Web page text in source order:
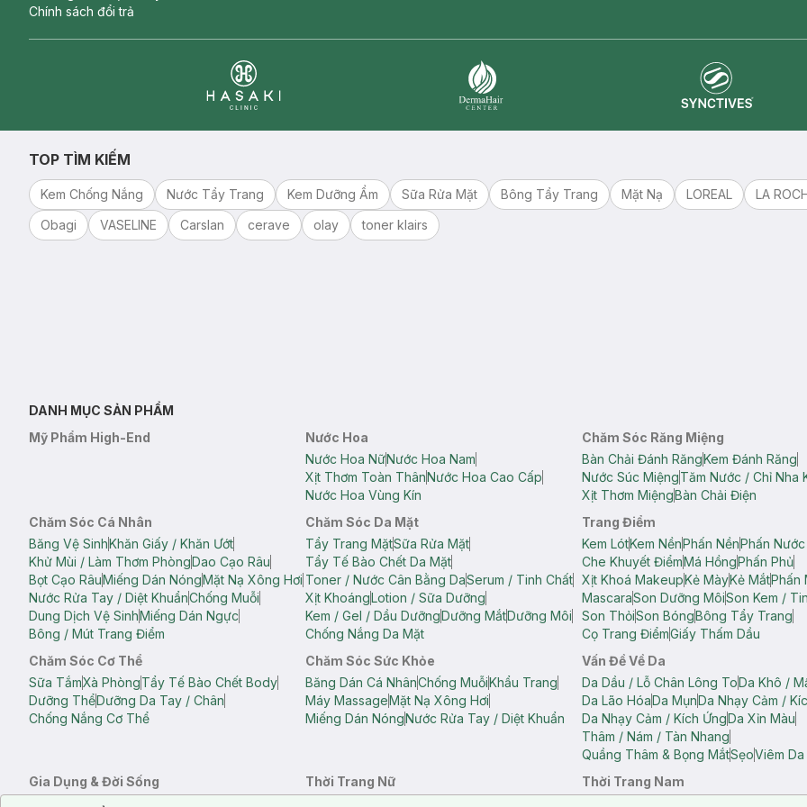
Chính sách đổi trả
TOP TÌM KIẾM
Kem Chống Nắng Nước Tẩy Trang Kem Dưỡng Ẩm Sữa Rửa Mặt Bông Tẩy Trang Mặt Nạ LOREAL
LA
Obagi
VASELINE Carslan cerave olay toner klairs
DANH MỤC SẢN PHẨM
Mỹ Phẩm High-End
Nước Hoa
Nước Hoa NữNước Hoa Nam
Xịt Thơm Toàn ThânNước Hoa Cao Cấp
Nước Hoa Vùng Kín
Chăm Sóc Răng Miệng
Bàn Chải Đánh RăngKem Đánh Răng
Nước Súc MiệngTăm Nước / Chỉ Nha
Xịt Thơm MiệngBàn Chải Điện
Chăm Sóc Cá Nhân
Băng Vệ SinhKhăn Giấy / Khăn Ướt
Khử Mùi / Làm Thơm PhòngDao Cạo Râu
Bọt Cạo RâuMiếng Dán NóngMặt Nạ Xông Hơi
Nước Rửa Tay / Diệt KhuẩnChống Muỗi
Dung Dịch Vệ SinhMiếng Dán Ngực
Bông / Mút Trang Điểm
Chăm Sóc Da Mặt
Tẩy Trang MặtSữa Rửa Mặt
Tẩy Tế Bào Chết Da Mặt
Toner / Nước Cân Bằng DaSerum / Tinh Chất
Xịt KhoángLotion / Sữa Dưỡng
Kem / Gel / Dầu DưỡngDưỡng MắtDưỡng Môi
Chống Nắng Da Mặt
Trang Điểm
Kem LótKem NềnPhấn NềnPhấn
Che Khuyết ĐiểmMá HồngPhấn Phủ
Xịt Khoá MakeupKẻ MàyKẻ MắtPhấn
MascaraSon Dưỡng MôiSon Kem /
Son ThỏiSon BóngBông Tẩy Trang
Cọ Trang ĐiểmGiấy Thấm Dầu
Chăm Sóc Cơ Thể
Sữa TắmXà PhòngTẩy Tế Bào Chết Body
Dưỡng ThểDưỡng Da Tay / Chân
Chống Nắng Cơ Thể
Chăm Sóc Sức Khỏe
Băng Dán Cá NhânChống MuỗiKhẩu Trang
Máy MassageMặt Nạ Xông Hơi
Miếng Dán NóngNước Rửa Tay / Diệt Khuẩn
Vấn Đề Về Da
Da Dầu / Lỗ Chân Lông ToDa Khô /
Da Lão HóaDa MụnDa Nhạy Cảm /
Da Nhạy Cảm / Kích ỨngDa Xỉn Màu
Thâm / Nám / Tàn Nhang
Quầng Thâm & Bọng MắtSẹoViêm
Gia Dụng & Đời Sống
Bông Tắm / Phụ Kiện Tắm
Thời Trang Nữ
Thời Trang Nam
Notice about cookies usage